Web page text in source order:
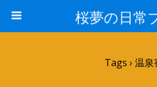
桜夢の日常
Tags › 温泉